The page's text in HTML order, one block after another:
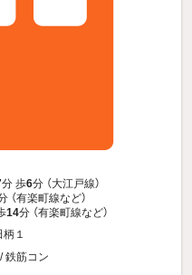
分 歩6分 （大江戸線）
（有楽町線など）
14分 （有楽町線など）
１
鉄筋コン